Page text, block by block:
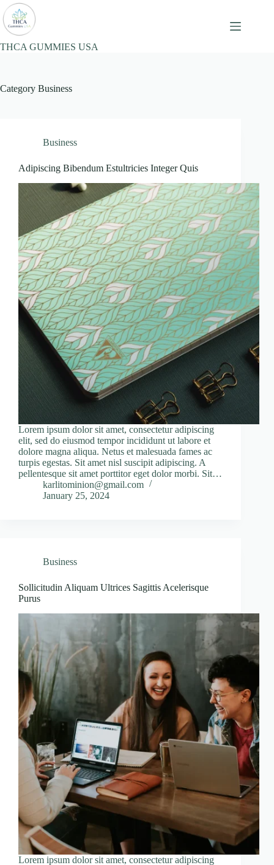
Skip
to
content
THCA GUMMIES USA
Category Business
Business
Adipiscing Bibendum Estultricies Integer Quis
Lorem ipsum dolor sit amet, consectetur adipiscing
elit, sed do eiusmod tempor incididunt ut labore et
dolore magna aliqua. Netus et malesuada fames ac
turpis egestas. Sit amet nisl suscipit adipiscing. A
pellentesque sit amet porttitor eget dolor morbi. Sit…
karlitominion@gmail.com
January 25, 2024
Business
Sollicitudin Aliquam Ultrices Sagittis Acelerisque
Purus
Lorem ipsum dolor sit amet, consectetur adipiscing